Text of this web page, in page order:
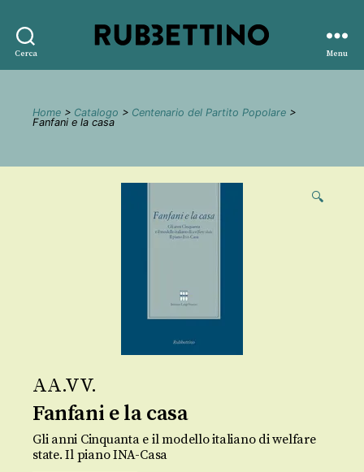
Cerca
editore
Menu
Home > Catalogo > Centenario del Partito Popolare >
Fanfani e la casa
🔍
AA.VV.
Fanfani e la casa
Gli anni Cinquanta e il modello italiano di welfare
state. Il piano INA-Casa